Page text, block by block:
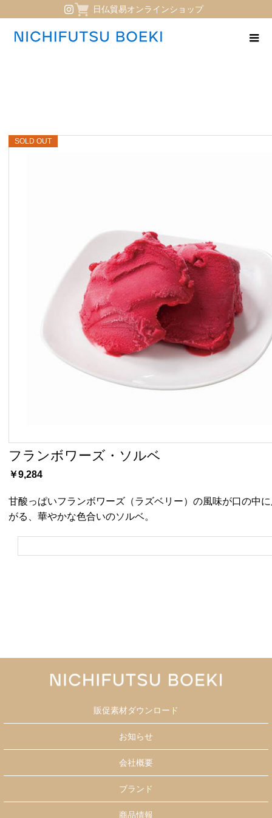
日仏貿易オンラインショップ
SOLD OUT
フランボワーズ・ソルベ
￥9,284
甘酸っぱいフランボワーズ（ラズベリー）の風味が口の中
がる、華やかな色合いのソルベ。
販促素材ダウンロード
お知らせ
会社概要
ブランド
商品情報